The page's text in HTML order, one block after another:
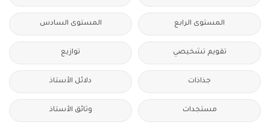
المستوى الرابع المستوى السادس
تقويم تشخيصي توازيع
جذاذات دلائل الأستاذ
مستجدات وثائق الأستاذ